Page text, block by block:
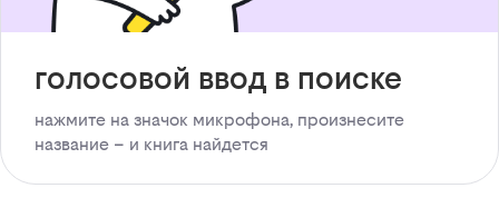
голосовой ввод в поиске
нажмите на значок микрофона, произнесите
название – и книга найдется